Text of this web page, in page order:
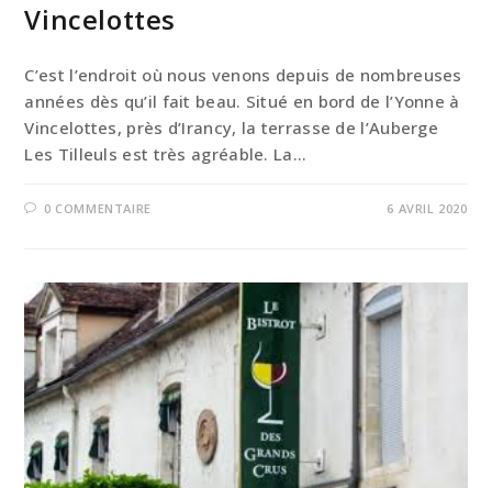
Vincelottes
C’est l’endroit où nous venons depuis de nombreuses
années dès qu’il fait beau. Situé en bord de l’Yonne à
Vincelottes, près d’Irancy, la terrasse de l’Auberge
Les Tilleuls est très agréable. La…
0 COMMENTAIRE 6 AVRIL 2020